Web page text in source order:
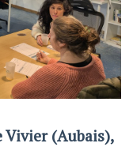
(Aubais),